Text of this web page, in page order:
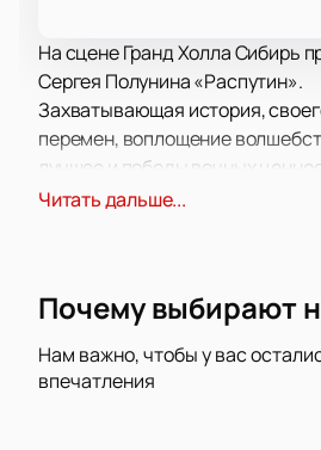
На сцене Гранд Холла Сибирь
Сергея Полунина «Распутин».
Захватывающая история,
перемен, воплощение
лучшее и победы вечных
Приготовьтесь получить
просмотра этой постановки вы
способен передавать чувства
героев точнее любых слов!
Читать дальше...
Почему выбирают
Нам важно, чтобы у вас
впечатления